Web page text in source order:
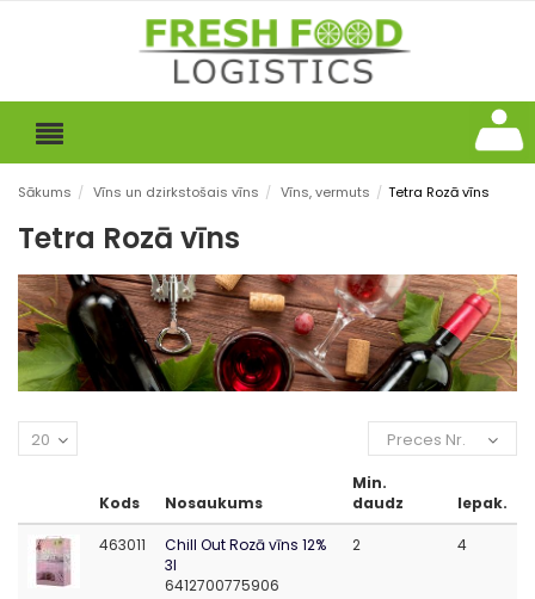
Sākums / Vīns un dzirkstošais vīns / Vīns, vermuts / Tetra Rozā vīns
Tetra Rozā vīns
Preces Nr.
20
Kods Nosaukums
Min.
daudz
Iepak.
463011
Chill Out Rozā vīns 12%
3l
6412700775906
2 4